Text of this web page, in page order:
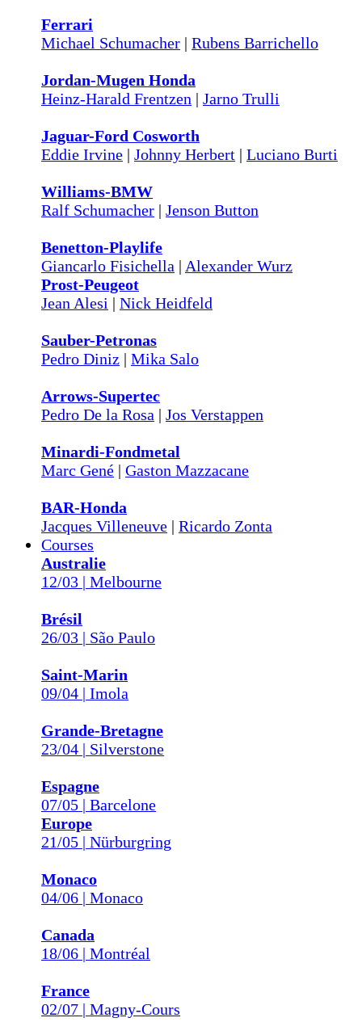
Ferrari
Michael Schumacher | Rubens Barrichello
Jordan-Mugen Honda
Heinz-Harald Frentzen | Jarno Trulli
Jaguar-Ford Cosworth
Eddie Irvine | Johnny Herbert | Luciano Burti
Williams-BMW
Ralf Schumacher | Jenson Button
Benetton-Playlife
Giancarlo Fisichella | Alexander Wurz
Prost-Peugeot
Jean Alesi | Nick Heidfeld
Sauber-Petronas
Pedro Diniz | Mika Salo
Arrows-Supertec
Pedro De la Rosa | Jos Verstappen
Minardi-Fondmetal
Marc Gené | Gaston Mazzacane
BAR-Honda
Jacques Villeneuve | Ricardo Zonta
Courses
Australie
12/03 | Melbourne
Brésil
26/03 | São Paulo
Saint-Marin
09/04 | Imola
Grande-Bretagne
23/04 | Silverstone
Espagne
07/05 | Barcelone
Europe
21/05 | Nürburgring
Monaco
04/06 | Monaco
Canada
18/06 | Montréal
France
02/07 | Magny-Cours